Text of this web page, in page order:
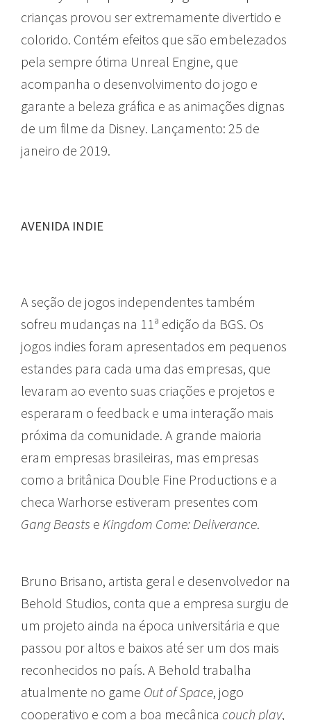
crianças provou ser extremamente divertido e
colorido. Contém efeitos que são embelezados
pela sempre ótima Unreal Engine, que
acompanha o desenvolvimento do jogo e
garante a beleza gráfica e as animações dignas
de um filme da Disney. Lançamento: 25 de
janeiro de 2019.
AVENIDA INDIE
A seção de jogos independentes também
sofreu mudanças na 11ª edição da BGS. Os
jogos indies foram apresentados em pequenos
estandes para cada uma das empresas, que
levaram ao evento suas criações e projetos e
esperaram o feedback e uma interação mais
próxima da comunidade. A grande maioria
eram empresas brasileiras, mas empresas
como a britânica Double Fine Productions e a
checa Warhorse estiveram presentes com
Gang Beasts e Kingdom Come: Deliverance.
Bruno Brisano, artista geral e desenvolvedor na
Behold Studios, conta que a empresa surgiu de
um projeto ainda na época universitária e que
passou por altos e baixos até ser um dos mais
reconhecidos no país. A Behold trabalha
atualmente no game Out of Space, jogo
cooperativo e com a boa mecânica couch play,